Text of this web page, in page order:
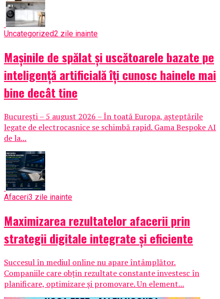
Uncategorized2 zile inainte
Mașinile de spălat și uscătoarele bazate pe
inteligență artificială îți cunosc hainele mai
bine decât tine
București – 5 august 2026 – În toată Europa, așteptările
legate de electrocasnice se schimbă rapid. Gama Bespoke AI
de la...
Afaceri3 zile inainte
Maximizarea rezultatelor afacerii prin
strategii digitale integrate și eficiente
Succesul în mediul online nu apare întâmplător.
Companiile care obțin rezultate constante investesc în
planificare, optimizare și promovare. Un element...